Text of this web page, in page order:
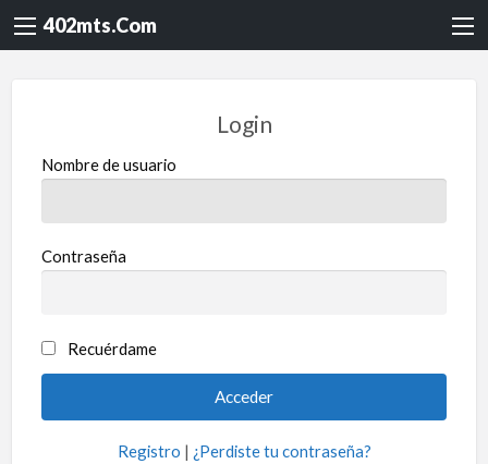
402mts.Com
Login
Nombre de usuario
Contraseña
Recuérdame
Registro | ¿Perdiste tu contraseña?